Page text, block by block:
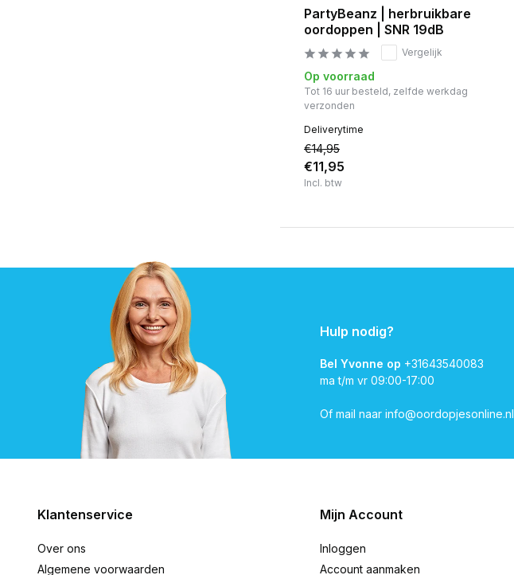
PartyBeanz | herbruikbare
oordoppen | SNR 19dB
Vergelijk
Op voorraad
Tot 16 uur besteld, zelfde werkdag
verzonden
Deliverytime
€14,95
€11,95
Incl. btw
Hulp nodig?
Bel Yvonne op +31643540083
ma t/m vr 09:00-17:00
Of mail naar info@oordopjesonline.nl
Klantenservice
Over ons
Algemene voorwaarden
Mijn Account
Inloggen
Account aanmaken